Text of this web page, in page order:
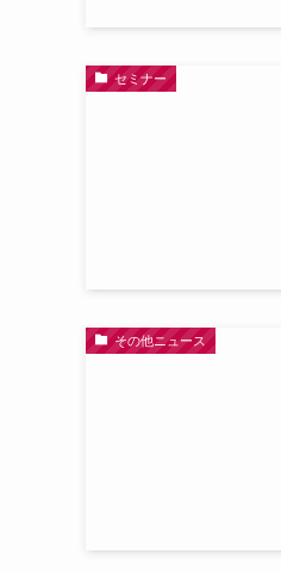
セミナー
その他ニュース